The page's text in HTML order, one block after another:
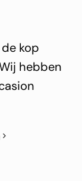
kop
hebben